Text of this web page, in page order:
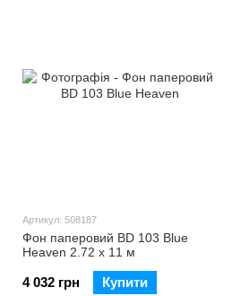
Артикул: 508187
Фон паперовий BD 103 Blue
Heaven 2.72 х 11 м
4 032 грн Купити